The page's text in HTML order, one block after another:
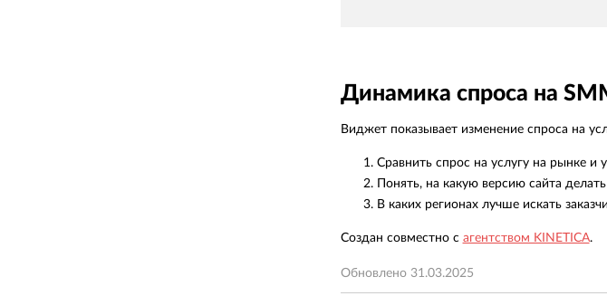
Динамика спроса на
Виджет показывает изменение спроса на
Сравнить спрос на услугу на рынке и
Понять, на какую версию сайта
В каких регионах лучше искать
Создан совместно с агентством KINETICA.
Обновлено 31.03.2025